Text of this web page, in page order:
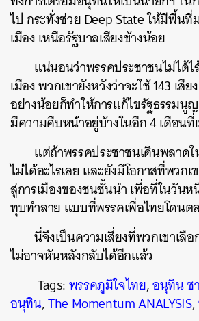
ไป กระทั่งช่วย Deep State ให้มีพื้นที่
เมือง เหนือรัฐบาลเสียงข้างน้อย
แน่นอนว่าพรรคประชาชนไม่ได้ไ
เมือง พวกเขายังหวังว่าจะใช้ 143 เสี
อย่างน้อยก็ทำให้การแก้ไขรัฐธรรมนู
มีความคืบหน้าอยู่บ้างในอีก 4 เดือนที่
แต่ถ้าพรรคประชาชนเดินพลาด
ไม่ได้อะไรเลย และยังมีโอกาสที่พวกเ
สู่การเมืองของชนชั้นนำ เพื่อที่ในวัน
ทุบทำลาย แบบที่พรรคเพื่อไทยโดน
นี่จึงเป็นความเสี่ยงที่พวกเขาเลื
ไม่อาจหันหลังกลับได้อีกแล้ว
Tags:พรรคภูมิใจไทย,อนุทิน ช
อนุทิน,The Momentum ANALYSIS,